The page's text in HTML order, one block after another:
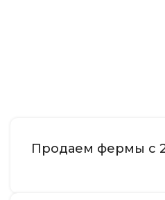
Продаем фермы с